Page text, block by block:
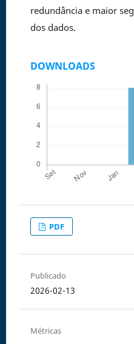
redundância e maior
dos dados.
DOWNLOADS
PDF
Publicado
2026-02-13
Métricas